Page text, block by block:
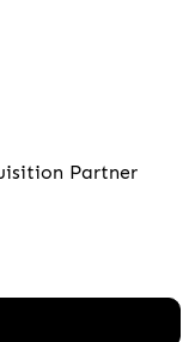
Partner